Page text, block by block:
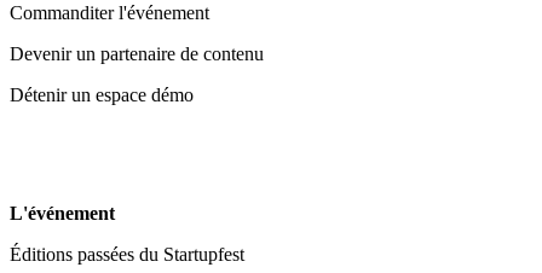
Commanditer l'événement
Devenir un partenaire de contenu
Détenir un espace démo
L'événement
Éditions passées du Startupfest